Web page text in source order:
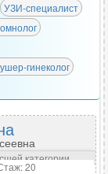
УЗИ-специалист
гинеколог
категории
20